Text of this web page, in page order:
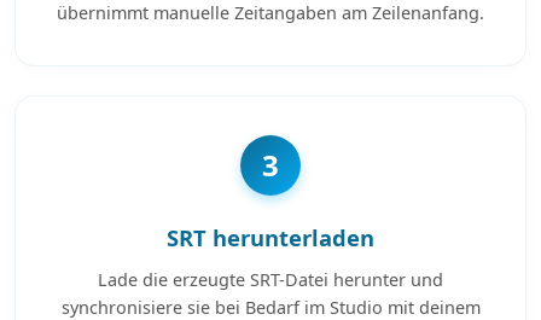
übernimmt manuelle Zeitangaben am Zeilenanfang.
3
SRT herunterladen
Lade die erzeugte SRT-Datei herunter und
synchronisiere sie bei Bedarf im Studio mit deinem